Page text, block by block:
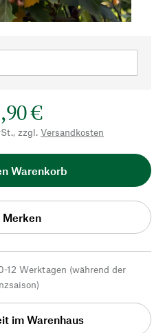
€
zzgl. Versandkosten
Warenkorb
Merken
12 Werktagen (während der
im Warenhaus